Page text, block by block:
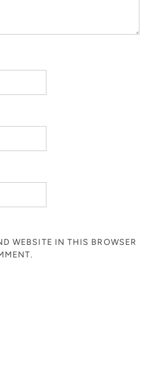
WEBSITE IN THIS BROWSER